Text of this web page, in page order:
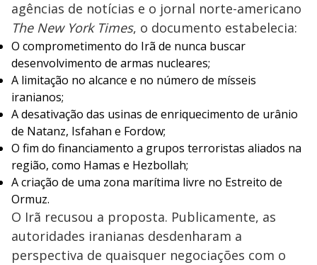
agências de notícias e o jornal norte-americano
The New York Times, o documento estabelecia:
O comprometimento do Irã de nunca buscar
desenvolvimento de armas nucleares;
A limitação no alcance e no número de mísseis
iranianos;
A desativação das usinas de enriquecimento de urânio
de Natanz, Isfahan e Fordow;
O fim do financiamento a grupos terroristas aliados na
região, como Hamas e Hezbollah;
A criação de uma zona marítima livre no Estreito de
Ormuz.
O Irã recusou a proposta. Publicamente, as
autoridades iranianas desdenharam a
perspectiva de quaisquer negociações com o